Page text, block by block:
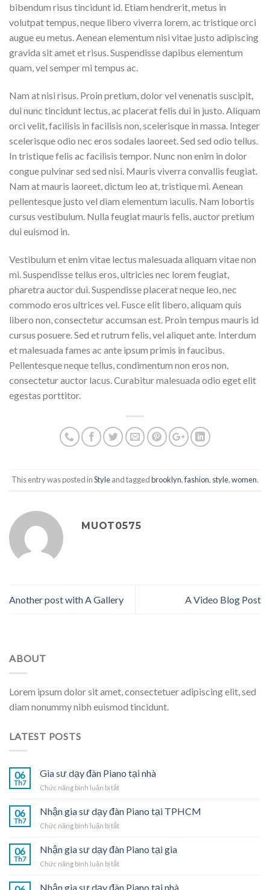
bibendum risus tincidunt id. Etiam hendrerit, metus in
volutpat tempus, neque libero viverra lorem, ac tristique orci
augue eu metus. Aenean elementum nisi vitae justo adipiscing
gravida sit amet et risus. Suspendisse dapibus elementum
quam, vel semper mi tempus ac.
Nam at nisi risus. Proin pretium, dolor vel venenatis suscipit,
dui nunc tincidunt lectus, ac placerat felis dui in justo. Aliquam
orci velit, facilisis in facilisis non, scelerisque in massa. Integer
scelerisque odio nec eros sodales laoreet. Sed sed odio tellus.
In tristique felis ac facilisis tempor. Nunc non enim in dolor
congue pulvinar sed sed nisi. Mauris viverra convallis feugiat.
Nam at mauris laoreet, dictum leo at, tristique mi. Aenean
pellentesque justo vel diam elementum iaculis. Nam lobortis
cursus vestibulum. Nulla feugiat mauris felis, auctor pretium
dui euismod in.
Vestibulum et enim vitae lectus malesuada aliquam vitae non
mi. Suspendisse tellus eros, ultricies nec lorem feugiat,
pharetra auctor dui. Suspendisse placerat neque leo, nec
commodo eros ultrices vel. Fusce elit libero, aliquam quis
libero non, consectetur accumsan est. Proin tempus mauris id
cursus posuere. Sed et rutrum felis, vel aliquet ante. Interdum
et malesuada fames ac ante ipsum primis in faucibus.
Pellentesque neque tellus, condimentum non eros non,
consectetur auctor lacus. Curabitur malesuada odio eget elit
egestas porttitor.
This entry was posted inStyleand taggedbrooklyn,fashion, style,women.
MUOT0575
Another post with A Gallery A Video Blog Post
ABOUT
Lorem ipsum dolor sit amet, consectetuer adipiscing elit, sed
diam nonummy nibh euismod tincidunt.
LATEST POSTS
06
Th7
Gia sư dạy đàn Piano tại nhà
Chức năng bình luận bị tắtở
đàn
tại
06
Th7
Nhận gia sư dạy đàn Piano tại TPHCM
Chức năng bình luận bị tắtở
gia
dạy
Piano
06
Th7
Nhận gia sư dạy đàn Piano tại gia
Chức năng bình luận bị tắtở
gia
Nhận gia sư dạy đàn Piano tại nhà